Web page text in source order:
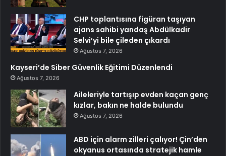
CHP toplantısına figüran taşıyan
ajans sahibi yandaş Abdülkadir
Selvi’yi bile çileden çıkardı
Ağustos 7, 2026
Kayseri’de Siber Güvenlik Eğitimi Düzenlendi
Ağustos 7, 2026
Aileleriyle tartışıp evden kaçan genç
kızlar, bakın ne halde bulundu
Ağustos 7, 2026
ABD için alarm zilleri çalıyor! Çin’den
okyanus ortasında stratejik hamle